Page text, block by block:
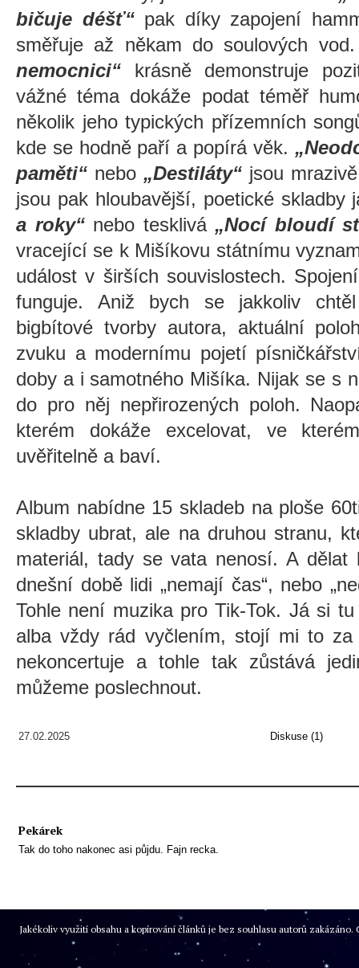
bičuje déšť“pak díky zapojení
směřuje až někam do soulových
nemocnici“ krásně demonstruje
vážné téma dokáže podat téměř
několik jeho typických přízemních
kde se hodně paří a popírá věk.
paměti“ nebo „Destiláty“ jsou
jsou pak hloubavější, poetické skladby
a roky“nebo tesklivá „Nocí bloudí
vracející se k Mišíkovu státnímu
událost v širších souvislostech.
funguje. Aniž bych se jakkoliv
bigbítové tvorby autora, aktuální
zvuku a modernímu pojetí
doby a i samotného Mišíka. Nijak se s
do pro něj nepřirozených poloh.
kterém dokáže excelovat, ve
uvěřitelně a baví.
Album nabídne 15 skladeb na ploše
skladby ubrat, ale na druhou stranu,
materiál, tady se vata nenosí. A dělat
dnešní době lidi „nemají čas“, nebo
Tohle není muzika pro Tik-Tok. Já si
alba vždy rád vyčlením, stojí mi to
nekoncertuje a tohle tak zůstává
můžeme poslechnout.
27.02.2025 Diskuse (1)
Pekárek
Tak do toho nakonec asi půjdu. Fajn recka.
Jakékoliv využití obsahu a kopírování článků je bez souhlasu autorů